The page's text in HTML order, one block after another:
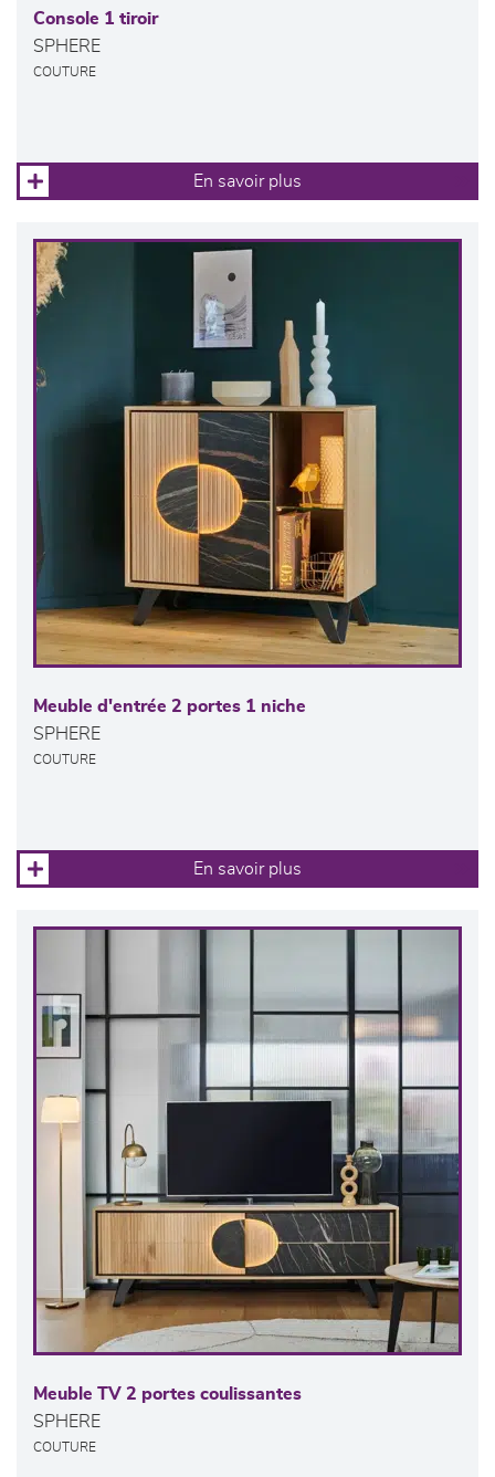
Console 1 tiroir
SPHERE
COUTURE
En savoir plus
Meuble d'entrée 2 portes 1 niche
SPHERE
COUTURE
En savoir plus
Meuble TV 2 portes coulissantes
SPHERE
COUTURE